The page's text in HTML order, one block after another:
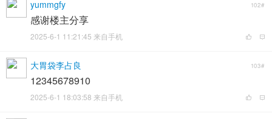
yummgfy 102#
感谢楼主分享
2025-6-1 11:21:45 来自手机
大胃袋李占良 103#
12345678910
2025-6-1 18:03:58 来自手机